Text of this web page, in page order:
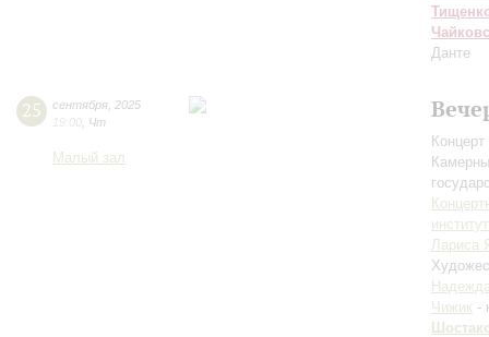
Данте
25 сентября 2025
19:00 Чт
Малый зал
Лариса
Чижик -